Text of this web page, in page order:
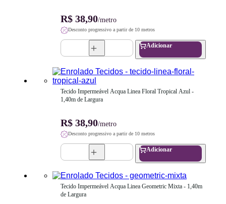
R$ 38,90/metro
Desconto progressivo a partir de 10 metros
Adicionar
Tecido Impermeável Acqua Linea Floral Tropical Azul -
1,40m de Largura
R$ 38,90/metro
Desconto progressivo a partir de 10 metros
Adicionar
Tecido Impermeável Acqua Linea Geometric Mixta - 1,40m
de Largura